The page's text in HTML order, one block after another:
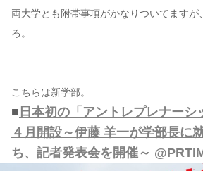
両大学とも附帯事項がかなりついてますが
ろ。
こちらは新学部。
■ 日本初の「アントレプレナーシ
４月開設～伊藤 羊一が学部長に
ち、記者発表会を開催～